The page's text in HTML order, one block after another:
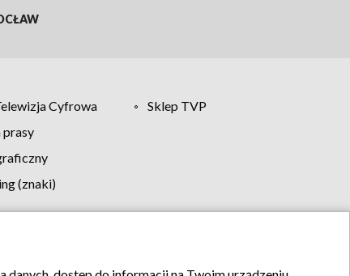
Cyfrowa
Sklep TVP
prasy
(znaki)
Kontakt